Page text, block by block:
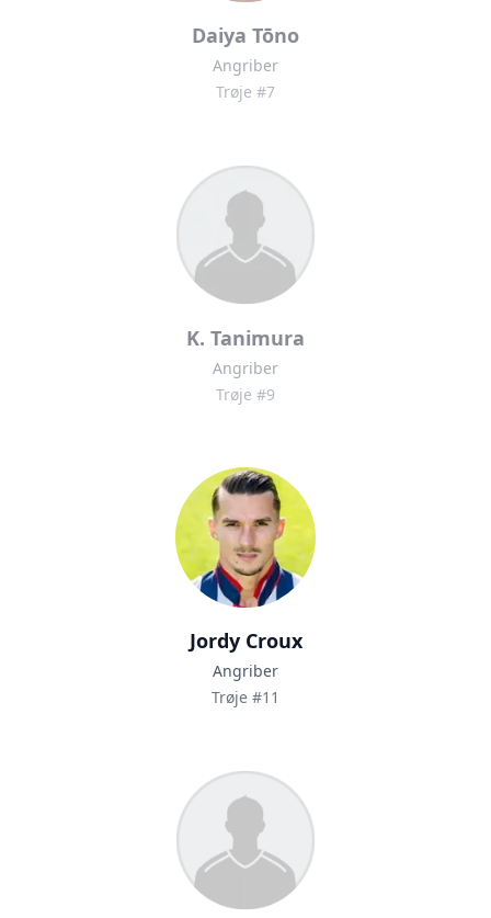
Daiya Tōno
Angriber
Trøje #7
K. Tanimura
Angriber
Trøje #9
Jordy Croux
Angriber
Trøje #11